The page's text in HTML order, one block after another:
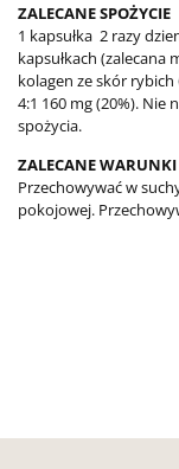
ZALECANE SPOŻYCIE
1 kapsułka 2 razy
kapsułkach
kolagen ze skór
4:1 160 mg (20%). Nie
spożycia.
ZALECANE
Przechowywać w
pokojowej.